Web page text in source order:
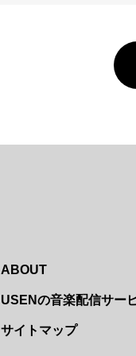
ABOUT
USENの音楽配信サー
サイトマップ